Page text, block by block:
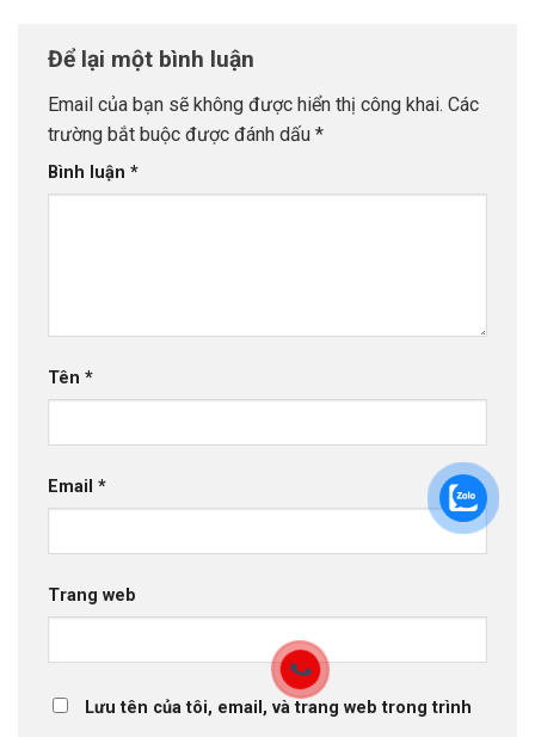
Để lại một bình luận
Email của bạn sẽ không được hiển thị công khai. Các
trường bắt buộc được đánh dấu *
Bình luận *
Tên *
Email *
Trang web
Lưu tên của tôi, email, và trang web trong trình